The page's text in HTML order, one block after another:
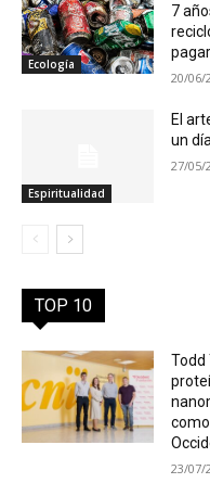
Ecología
7
20/06/
Espiritualidad
El
un
27/05/
TOP 10
Todd
23/07/